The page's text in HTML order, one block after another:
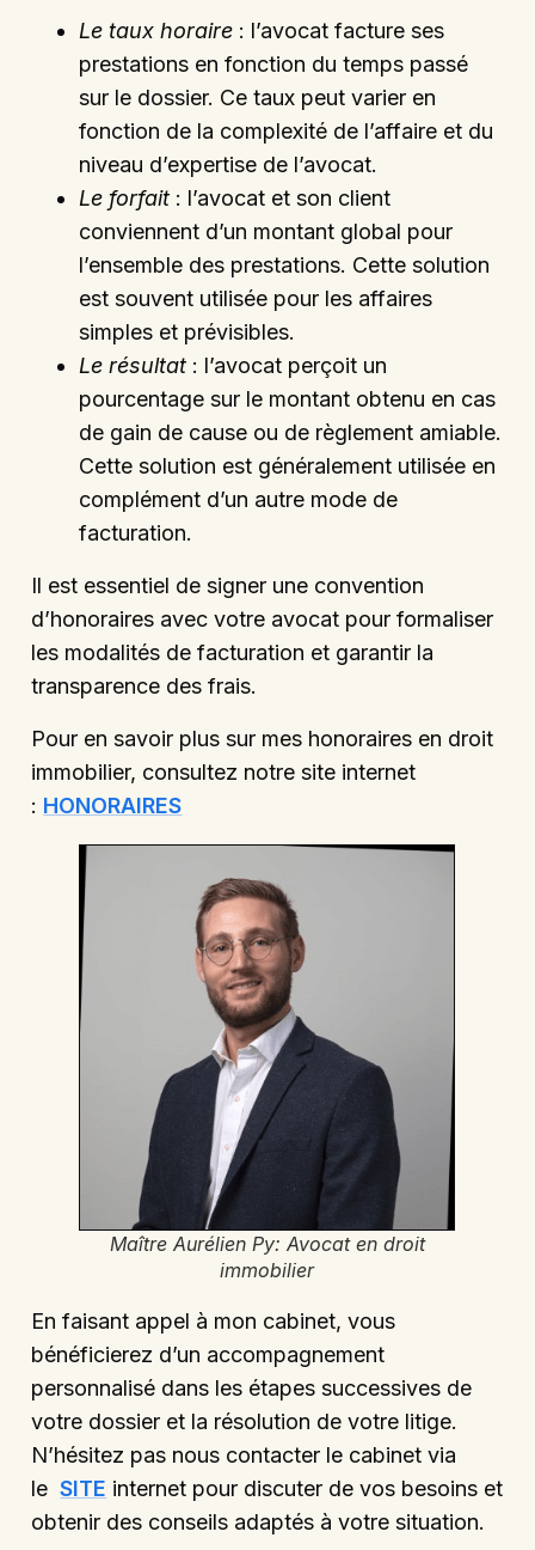
Le taux horaire : l’avocat facture ses
prestations en fonction du temps passé
sur le dossier. Ce taux peut varier en
fonction de la complexité de l’affaire et du
niveau d’expertise de l’avocat.
Le forfait : l’avocat et son client
conviennent d’un montant global pour
l’ensemble des prestations. Cette solution
est souvent utilisée pour les affaires
simples et prévisibles.
Le résultat : l’avocat perçoit un
pourcentage sur le montant obtenu en cas
de gain de cause ou de règlement amiable.
Cette solution est généralement utilisée en
complément d’un autre mode de
facturation.
Il est essentiel de signer une convention
d’honoraires avec votre avocat pour formaliser
les modalités de facturation et garantir la
transparence des frais.
Pour en savoir plus sur mes honoraires en droit
immobilier, consultez notre site internet
: HONORAIRES
Maître Aurélien Py: Avocat en droit
immobilier
En faisant appel à mon cabinet, vous
bénéficierez d’un accompagnement
personnalisé dans les étapes successives de
votre dossier et la résolution de votre litige.
N’hésitez pas nous contacter le cabinet via
leSITE internet pour discuter de vos besoins et
obtenir des conseils adaptés à votre situation.